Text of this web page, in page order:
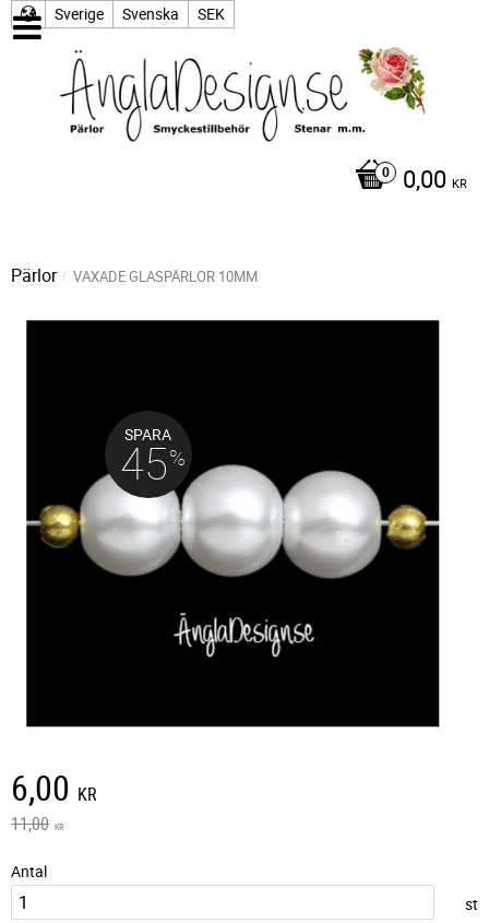
Sverige Svenska SEK
0,00 KR
Pärlor VAXADE GLASPÄRLOR 10MM
SPARA
45%
Nedsatt pris:
6,00 KR
Ordinarie pris:
11,00 KR
Antal
st